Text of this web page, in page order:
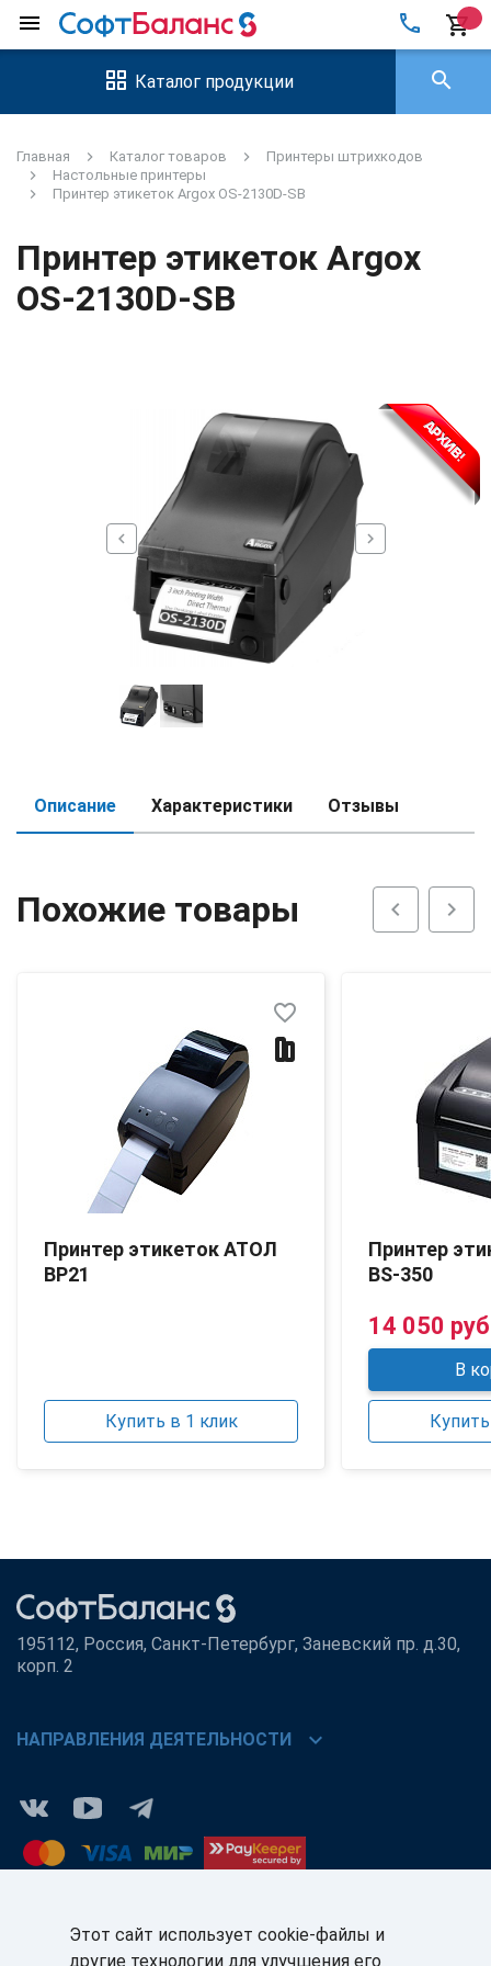
menu local_phone shopping_cart
Каталог продукции search
Главная Каталог товаров
Принтеры штрихкодов
Настольные принтеры
Принтер этикеток Argox OS-2130D-SB
chevron_left chevron_right
Принтер этикеток Argox
OS-2130D-SB
Описание Характеристики Отзывы
Похожие товары chevron_left chevron_right
Принтер этикеток АТОЛ
BP21
favorite_border
Купить в 1 клик
Принтер
BS-350
14 050
В
195112, Россия, Санкт-Петербург, Заневский пр. д.30,
корп. 2
НАПРАВЛЕНИЯ ДЕЯТЕЛЬНОСТИ chevron_right
Этот сайт использует cookie-файлы и
другие технологии для улучшения его